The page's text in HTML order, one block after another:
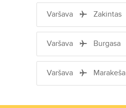
Varšava Zakintas
Varšava Burgasa
Varšava Marakeša